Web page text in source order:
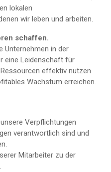
lokalen
wir leben und arbeiten.
schaffen.
Unternehmen in der
eine Leidenschaft für
effektiv nutzen
Wachstum erreichen.
Verpflichtungen
verantwortlich sind und
Mitarbeiter zu der